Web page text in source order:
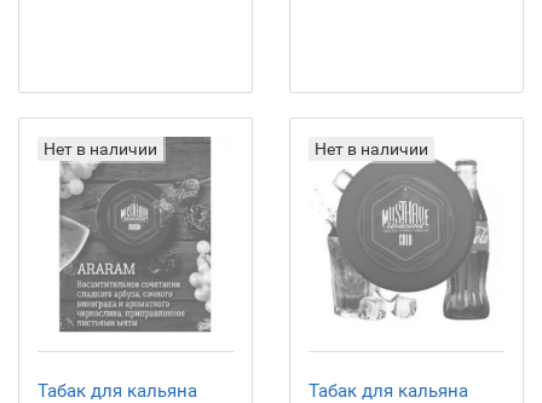
Нет в наличии
Табак для кальяна
Нет в наличии
Табак для кальяна